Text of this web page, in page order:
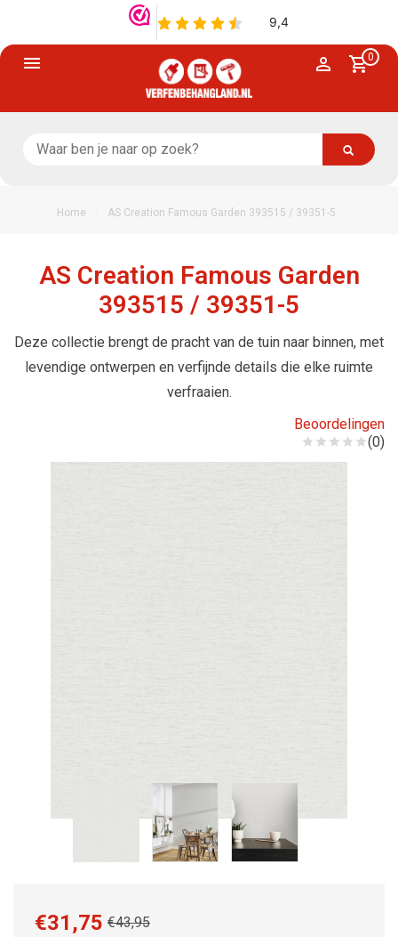
0
Home AS Creation Famous Garden 393515 / 39351-5
AS Creation Famous Garden
393515 / 39351-5
Deze collectie brengt de pracht van de tuin naar binnen, met
levendige ontwerpen en verfijnde details die elke ruimte
verfraaien.
Beoordelingen
(0)
€43,95
€31,75